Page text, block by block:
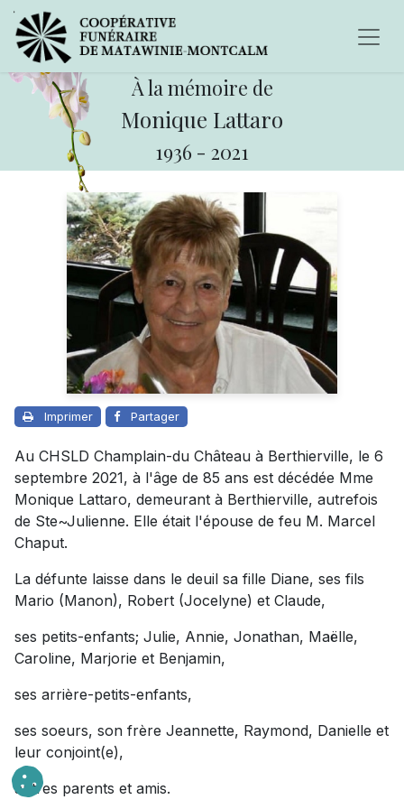
À la mémoire de
Monique Lattaro
1936 - 2021
Imprimer Partager
Au CHSLD Champlain-du Château à Berthierville, le 6
septembre 2021, à l'âge de 85 ans est décédée Mme
Monique Lattaro, demeurant à Berthierville, autrefois
de Ste~Julienne. Elle était l'épouse de feu M. Marcel
Chaput.
La défunte laisse dans le deuil sa fille Diane, ses fils
Mario (Manon), Robert (Jocelyne) et Claude,
ses petits-enfants; Julie, Annie, Jonathan, Maëlle,
Caroline, Marjorie et Benjamin,
ses arrière-petits-enfants,
ses soeurs, son frère Jeannette, Raymond, Danielle et
leur conjoint(e),
autres parents et amis.